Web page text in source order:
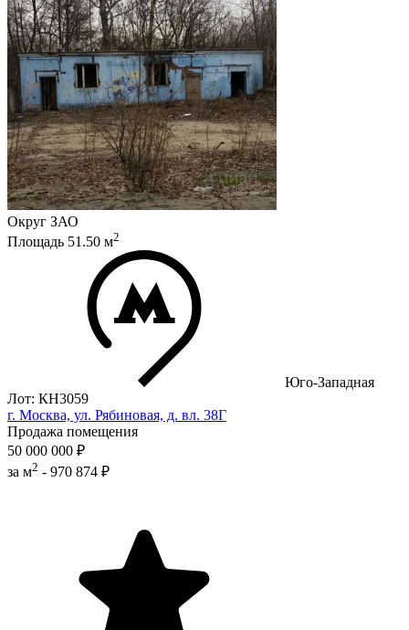
Округ ЗАО
Площадь 51.50 м2
Юго-Западная
Лот: КН3059
г. Москва, ул. Рябиновая, д. вл. 38Г
Продажа помещения
50 000 000 ₽
за м2 - 970 874 ₽